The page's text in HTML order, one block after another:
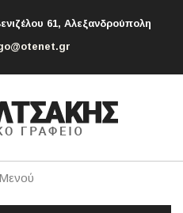
61, Αλεξανδρούπολη
Μενού